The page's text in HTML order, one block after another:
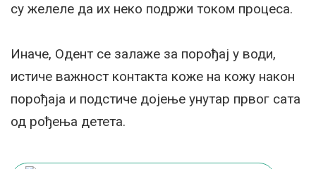
су желеле да их неко подржи током процеса.
Иначе, Одент се залаже за порођај у води,
истиче важност контакта коже на кожу након
порођаја и подстиче дојење унутар првог сата
од рођења детета.